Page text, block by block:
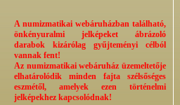
A numizmatikai webáruházban található,
önkényuralmi jelképeket ábrázoló
darabok kizárólag gyűjteményi célból
vannak fent!
Az numizmatikai webáruház üzemeltetője
elhatárolódik minden fajta szélsőséges
eszmétől, amelyek ezen történelmi
jelképekhez kapcsolódnak!